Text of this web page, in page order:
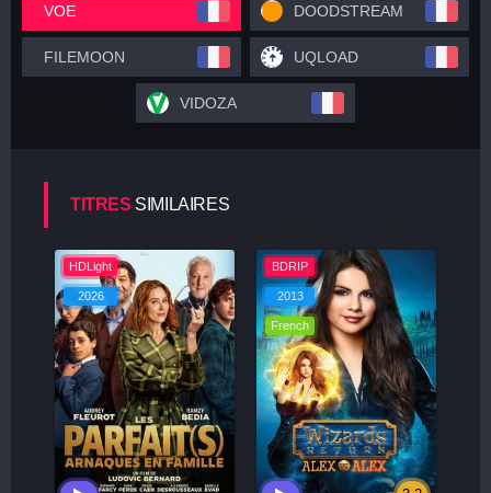
VOE DOODSTREAM
FILEMOON UQLOAD
VIDOZA
TITRES SIMILAIRES
HDLight
2026
BDRIP
2013
French